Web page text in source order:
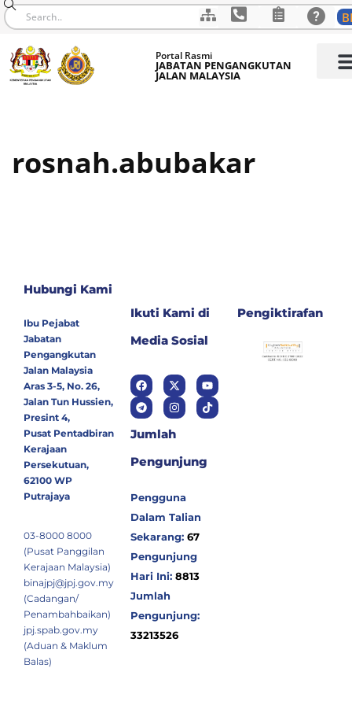
Portal Rasmi
JABATAN PENGANGKUTAN
JALAN MALAYSIA
rosnah.abubakar
Hubungi Kami
Ibu Pejabat
Jabatan
Pengangkutan
Jalan Malaysia
Aras 3-5, No. 26,
Jalan Tun Hussien,
Presint 4,
Pusat Pentadbiran
Kerajaan
Persekutuan,
62100 WP
Putrajaya
03-8000 8000
(Pusat Panggilan
Kerajaan Malaysia)
binajpj@jpj.gov.my
(Cadangan/
Penambahbaikan)
jpj.spab.gov.my
(Aduan & Maklum
Balas)
Ikuti Kami di
Media Sosial
Jumlah
Pengunjung
Pengguna
Dalam Talian
Sekarang: 67
Pengunjung
Hari Ini: 8813
Jumlah
Pengunjung:
33213526
Pengiktirafan